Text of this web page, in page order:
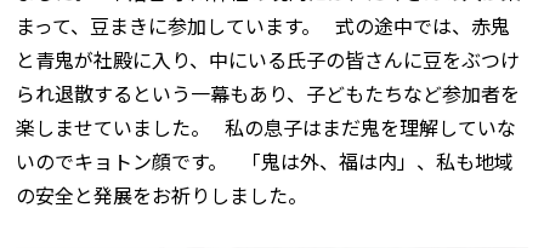
まって、豆まきに参加しています。 式の途中では、赤鬼
と青鬼が社殿に入り、中にいる氏子の皆さんに豆をぶつけ
られ退散するという一幕もあり、子どもたちなど参加者を
楽しませていました。 私の息子はまだ鬼を理解していな
いのでキョトン顔です。 「鬼は外、福は内」、私も地域
の安全と発展をお祈りしました。